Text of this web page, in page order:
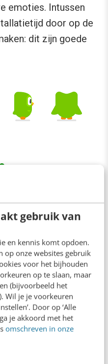
gebruik van
en kennis komt opdoen.
op onze websites gebruik
voor het bijhouden
op te slaan, maar
(bijvoorbeeld het
Wil je je voorkeuren
Door op ‘Alle
je akkoord met het
omschreven in onze
emoties. Intussen
door op de
dit zijn goede
de flow is om
iets voor terug te
dat de motivatie van
af te maken.
geldt daarbij
Dit is ook waarom je
je registratie
meer.
wordt direct
van de gebruiker en